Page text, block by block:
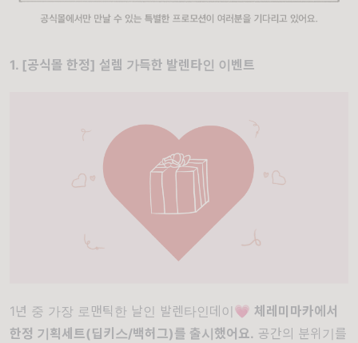
1. [공식몰 한정] 설렘 가득한 발렌타인 이벤트
1년 중 가장 로맨틱한 날인 발렌타인데이💗 체레미마카에서
한정 기획세트(딥키스/백허그)를 출시했어요. 공간의 분위기를